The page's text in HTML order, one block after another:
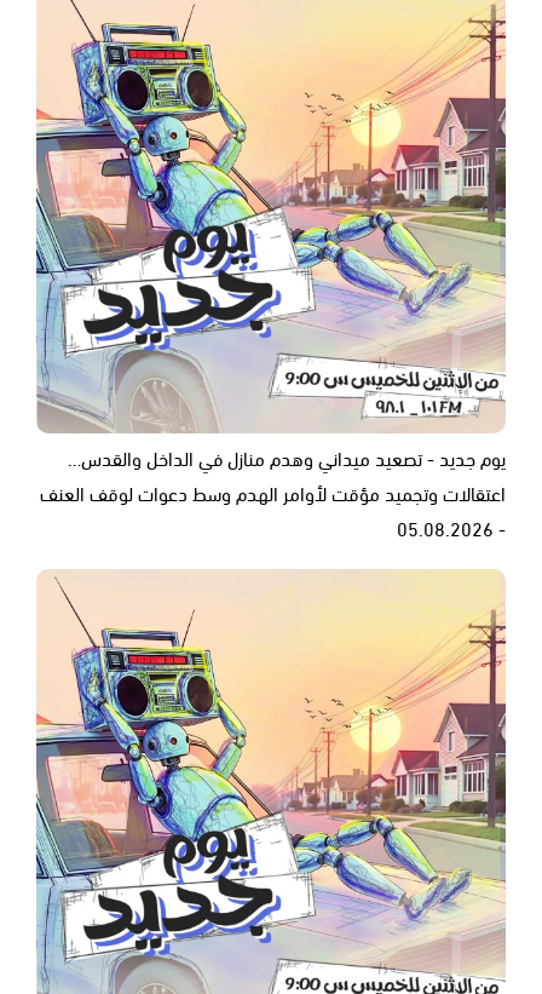
يوم جديد - تصعيد ميداني وهدم منازل في الداخل والقدس…
اعتقالات وتجميد مؤقت لأوامر الهدم وسط دعوات لوقف العنف
- 05.08.2026